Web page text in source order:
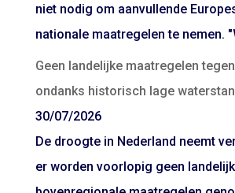
niet nodig om aanvullende
nationale maatregelen te nemen.
Geen landelijke maatregelen
ondanks historisch lage
30/07/2026
De droogte in Nederland neemt
er worden voorlopig geen